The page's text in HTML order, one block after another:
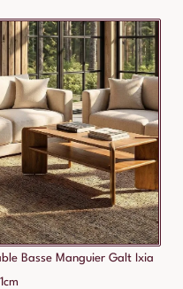
Basse Manguier Galt Ixia